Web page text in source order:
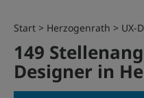
Start Herzogenrath UX-
149
Designer in